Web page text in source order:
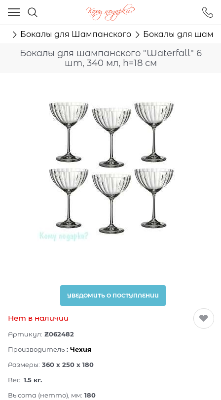
Бокалы для Шампанского Бокалы для
Бокалы для шампанского "Waterfall" 6
шт, 340 мл, h=18 см
УВЕДОМИТЬ О ПОСТУПЛЕНИИ
Нет в наличии
Артикул: Z062482
Производитель : Чехия
Размеры: 360 x 250 x 180
Вес: 1.5 кг.
Высота (нетто), мм: 180
Ваш город - Москва,
угадали?
ДА НЕТ